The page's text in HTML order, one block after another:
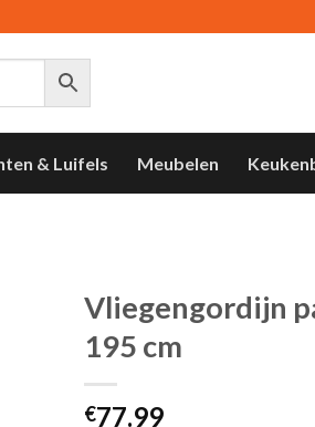
& Luifels Meubelen
Vliegengordijn
195 cm
€77.99